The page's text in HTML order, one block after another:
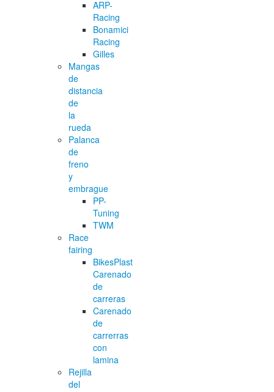
ARP-
Racing
Bonamici
Racing
Gilles
Mangas
de
distancia
de
la
rueda
Palanca
de
freno
y
embrague
PP-
Tuning
TWM
Race
fairing
BikesPlast
Carenado
de
carreras
Carenado
de
carrerras
con
lamina
Rejilla
del